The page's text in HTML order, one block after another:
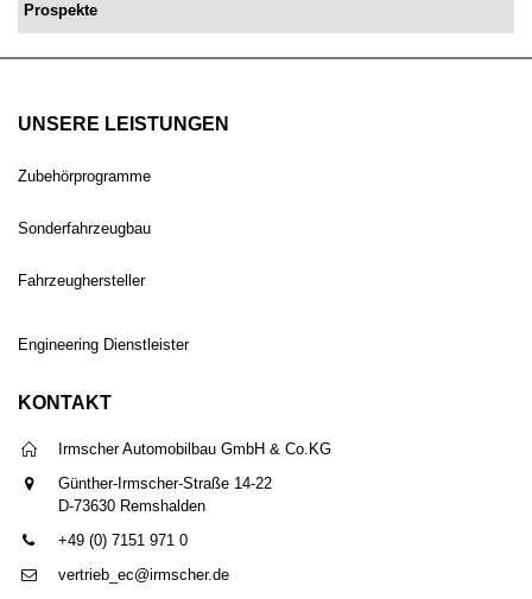
Prospekte
UNSERE LEISTUNGEN
Zubehörprogramme
Sonderfahrzeugbau
Fahrzeughersteller
Engineering Dienstleister
KONTAKT
Irmscher Automobilbau GmbH & Co.KG
Günther-Irmscher-Straße 14-22
D-73630 Remshalden
+49 (0) 7151 971 0
vertrieb_ec@irmscher.de